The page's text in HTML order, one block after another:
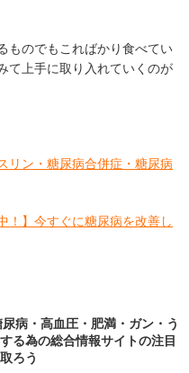
ものでもこればかり食べてい
て上手に取り入れていくのが
リン・糖尿病合併症・糖尿病
！】今すぐに糖尿病を改善し
病・高血圧・肥満・ガン・う
る為の総合情報サイトの注目
ろう